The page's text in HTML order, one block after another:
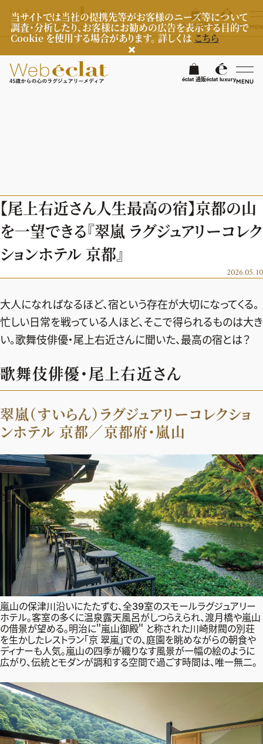
当サイトでは当社の提携先等がお客様のニーズ等について
調査・分析したり、お客様にお勧めの広告を表示する目的で
Cookie を使用する場合があります。 詳しくはこちら
éclat 通販éclat luxuryMENU検
8月の毎日コーデ
50代なに着てる？
ファッション特集
ヘアスタイル・ヘアケア
エイジングケア
メイク
50代ベストコスメ
ヘルスケア
ヘルスケアTOPICS
更年期
ストレッチ・エクササイズ
ダイエット
50代健康のお悩み
ライフスタイル
車・家電
住まい
旅行＆グルメ
50代のお悩み
エクラ 華組
エクラ 華組ランキング
チームJマダムメンバー一覧
チームJマダムランキング
チームJマダム特集
編集長コラム
あら、素敵☆ 手帖
占い
イヴルルド遙華の12星座占い
試し読み
エクラ通販
エクラプレミアムNEWS
通販ランキング
デジタルカタログ
エクラプレミアム通販
from編集部
インフォメーション
プレゼント
MAGAZINE
éclat 通販éclat luxury
【尾上右近さん人生最高の宿】京都の山
を一望できる『翠嵐 ラグジュアリーコレク
ションホテル 京都』
2026.05.10
大人になればなるほど、宿という存在が大切になってくる。
忙しい日常を戦っている人ほど、そこで得られるものは大き
い。歌舞伎俳優・尾上右近さんに聞いた、最高の宿とは？
歌舞伎俳優・尾上右近さん
翠嵐（すいらん）ラグジュアリーコレクショ
ンホテル 京都／京都府・嵐山
嵐山の保津川沿いにたたずむ、全39室のスモールラグジュアリー
ホテル。客室の多くに温泉露天風呂がしつらえられ、渡月橋や嵐山
の借景が望める。明治に＂嵐山御殿＂ と称された川崎財閥の別荘
を生かしたレストラン「京 翠嵐」での、庭園を眺めながらの朝食や
ディナーも人気。嵐山の四季が織りなす風景が一幅の絵のように
広がり、伝統とモダンが調和する空間で過ごす時間は、唯一無二。